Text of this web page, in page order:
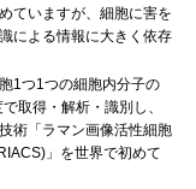
ていますが、細胞に害を
による情報に大きく依存
1つ1つの細胞内分子の
取得・解析・識別し、
術「ラマン画像活性細胞
」を世界で初めて